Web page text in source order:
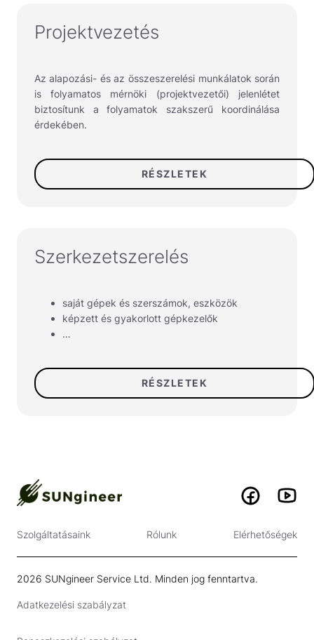
Projektvezetés
Az alapozási- és az összeszerelési munkálatok során
is folyamatos mérnöki (projektvezetői) jelenlétet
biztosítunk a folyamatok szakszerű koordinálása
érdekében.
RÉSZLETEK
Szerkezetszerelés
saját gépek és szerszámok, eszközök
képzett és gyakorlott gépkezelők
…
RÉSZLETEK
Szolgáltatásaink Rólunk Elérhetőségek
2026 SUNgineer Service Ltd. Minden jog fenntartva.
Adatkezelési szabályzat